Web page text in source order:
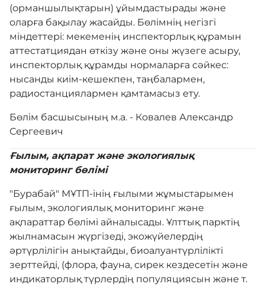
Табыс пен мүлік туралы декларация
Адалдық алаңы
арналған нұсқа
(орманшылықтарын) ұйымдастырады және
оларға бақылау жасайды. Бөлімнің негізгі
міндеттері: мекеменің инспекторлық құрамын
аттестатциядан өткізу және оны жүзеге асыру,
инспекторлық құрамды нормаларға сәйкес:
нысанды киім-кешекпен, таңбалармен,
радиостанциялармен қамтамасыз ету.
Бөлім басшысының м.а. - Ковалев Александр
Сергеевич
Ғылым, ақпарат және экологиялық
мониторинг бөлімі
"Бурабай" МҰТП-інің ғылыми жұмыстарымен
ғылым, экологиялық мониторинг және
ақпараттар бөлімі айналысады. Ұлттық парктің
жылнамасын жүргізеді, экожүйелердің
әртүрлілігін анықтайды, биоалуантүрлілікті
зерттейді, (флора, фауна, сирек кездесетін және
индикаторлық түрлердің популяциясын және т.